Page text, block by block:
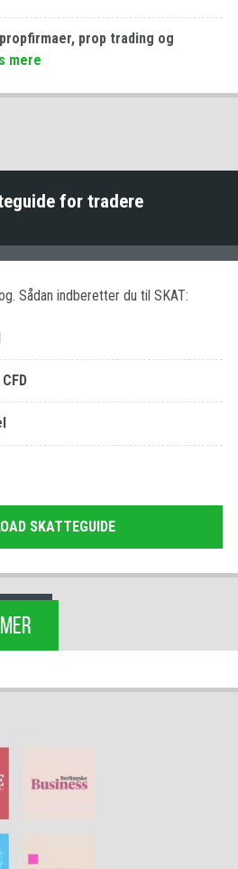
prop trading og
mere
for tradere
Sådan indberetter du til SKAT:
SKATTEGUIDE